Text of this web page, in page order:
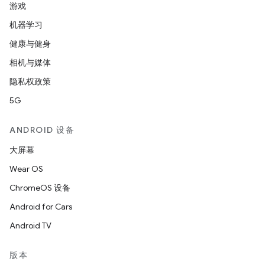
游戏
机器学习
健康与健身
相机与媒体
隐私权政策
5G
ANDROID 设备
大屏幕
Wear OS
ChromeOS 设备
Android for Cars
Android TV
版本